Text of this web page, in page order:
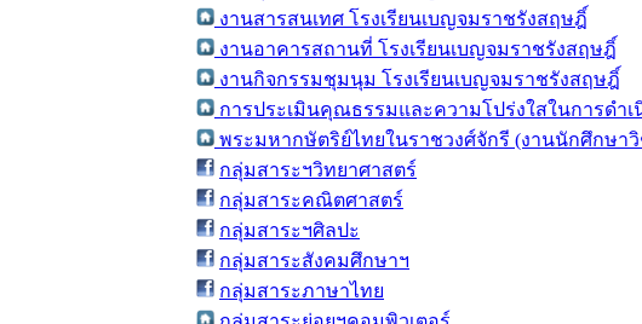
งานสารสนเทศ โรงเรียนเบญจมราชรังสฤษฎิ์
งานอาคารสถานที่ โรงเรียนเบญจมราชรังสฤษฎิ์
งานกิจกรรมชุมนุม โรงเรียนเบญจมราชรังสฤษฎิ์
การประเมินคุณธรรมและความโปร่งใสในการดำเ
พระมหากษัตริย์ไทยในราชวงศ์จักรี (งานนักศึกษา
กลุ่มสาระฯวิทยาศาสตร์
กลุ่มสาระคณิตศาสตร์
กลุ่มสาระฯศิลปะ
กลุ่มสาระสังคมศึกษาฯ
กลุ่มสาระภาษาไทย